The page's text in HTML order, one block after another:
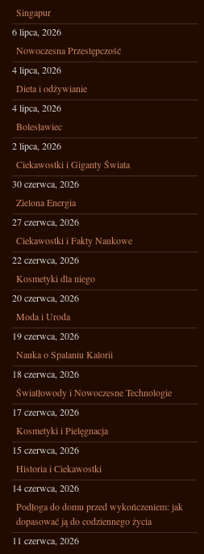
Singapur
6 lipca, 2026
Nowoczesna Przestępczość
4 lipca, 2026
Dieta i odżywianie
4 lipca, 2026
Bolesławiec
2 lipca, 2026
Ciekawostki i Giganty Świata
30 czerwca, 2026
Zielona Energia
27 czerwca, 2026
Ciekawostki i Fakty Naukowe
22 czerwca, 2026
Kosmetyki dla niego
20 czerwca, 2026
Moda i Uroda
19 czerwca, 2026
Nauka o Spalaniu Kalorii
18 czerwca, 2026
Światłowody i Nowoczesne Technologie
17 czerwca, 2026
Kosmetyki i Pielęgnacja
15 czerwca, 2026
Historia i Ciekawostki
14 czerwca, 2026
Podłoga do domu przed wykończeniem: jak
dopasować ją do codziennego życia
11 czerwca, 2026